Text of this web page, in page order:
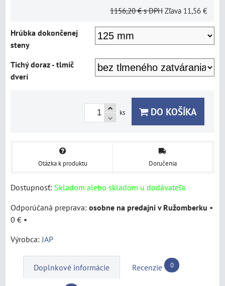
1156,20 € s DPH Zľava 11,56 €
Hrúbka dokončenej
steny
Tichý doraz - tlmič
dverí
ks DO KOŠÍKA
Otázka k produktu Doručenia
Dostupnosť: Skladom alebo skladom u dodávateľa
osobne na predajni v Ružomberku •
0 € •
Výrobca: JAP
Doplnkové informácie Recenzie 0